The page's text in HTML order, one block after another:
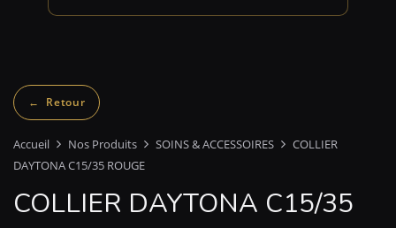
Accueil Nos Produits SOINS & ACCESSOIRES
COLLIER
DAYTONA C15/35 ROUGE
COLLIER DAYTONA C15/35